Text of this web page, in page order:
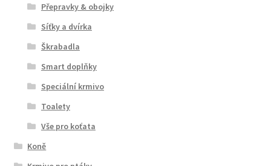
Přepravky & obojky
Síťky a dvírka
Škrabadla
Smart doplňky
Speciální krmivo
Toalety
Vše pro koťata
Koně